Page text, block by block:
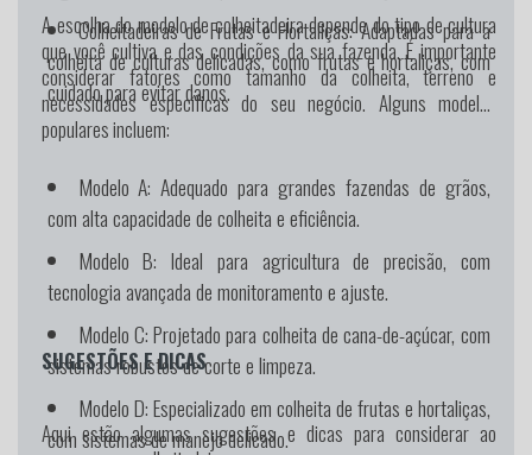
Colheitadeiras de Frutas e Hortaliças: Adaptadas para a
colheita de culturas delicadas, como frutas e hortaliças, com
cuidado para evitar danos.
A escolha do modelo de colheitadeira depende do tipo de cultura
que você cultiva e das condições da sua fazenda. É importante
considerar fatores como tamanho da colheita, terreno e
necessidades específicas do seu negócio. Alguns modelos
populares incluem:
Modelo A: Adequado para grandes fazendas de grãos,
com alta capacidade de colheita e eficiência.
Modelo B: Ideal para agricultura de precisão, com
tecnologia avançada de monitoramento e ajuste.
Modelo C: Projetado para colheita de cana-de-açúcar, com
sistemas robustos de corte e limpeza.
Modelo D: Especializado em colheita de frutas e hortaliças,
com sistemas de manejo delicado.
SUGESTÕES E DICAS
Aqui estão algumas sugestões e dicas para considerar ao